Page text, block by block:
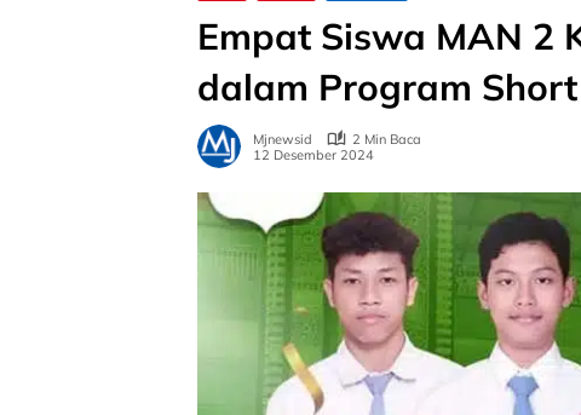
Empat Siswa MAN 2
dalam Program
Mjnewsid
2 Min Baca
12 Desember 2024